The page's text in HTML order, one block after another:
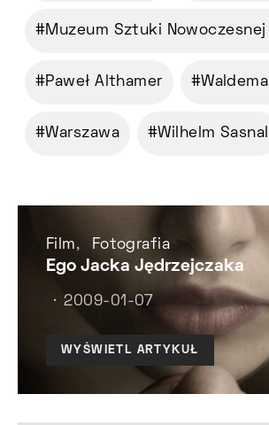
Muzeum Sztuki Nowoczesnej
Paweł Althamer
Warszawa Wilhelm Sasnal
Film Fotografia
Ego Jacka Jędrzejczaka
2009-01-07
WYŚWIETL ARTYKUŁ